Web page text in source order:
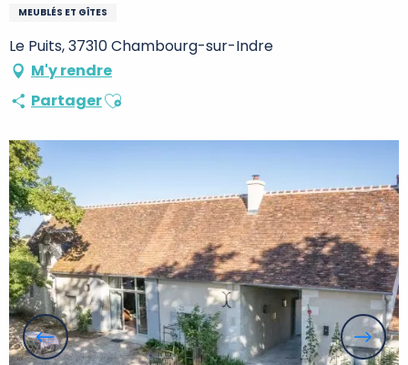
MEUBLÉS ET GÎTES
Le Puits, 37310 Chambourg-sur-Indre
M'y rendre
PartagerAjouter aux favoris